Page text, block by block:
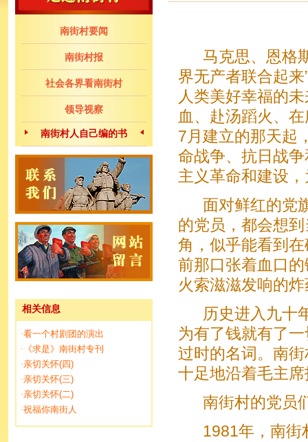
南街村要闻
南街村报
社会各界看南街村
领导视察
南街村人自己编的书
相关信息
·看一个村剧团的演出
· 《求是》南街村专刊
·亲切关怀(四)
·亲切关怀(三)
·亲切关怀(二)
·祝福你南街人
马克思、恩格斯
界无产者联合起来
人类美好幸福的
血、赴汤蹈火、
7月建立的那天起
命战争、抗日战
主义革命和建设
面对鲜红的党旗
的党员，都会想
角，似乎能看到
前那口张着血口
火索滋滋发响的
历史进入九十年
为有了钱就有了一
过时的名词。南
十足地沿着毛主
南街村的党员们
1981年，南街